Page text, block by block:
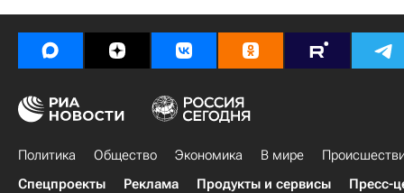
Политика Общество Экономика В мире
Спецпроекты
Реклама Продукты и сервисы Пресс-